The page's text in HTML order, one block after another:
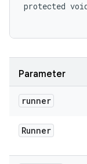
protected
Parameter
runner
Runner